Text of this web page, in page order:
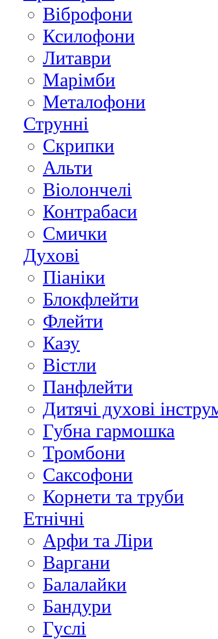
Віброфони
Ксилофони
Литаври
Марімби
Металофони
Струнні
Скрипки
Альти
Віолончелі
Контрабаси
Смички
Духові
Піаніки
Блокфлейти
Флейти
Казу
Вістли
Панфлейти
Дитячі духові
Губна гармошка
Тромбони
Саксофони
Корнети та труби
Етнічні
Арфи та Ліри
Варгани
Балалайки
Бандури
Гуслі